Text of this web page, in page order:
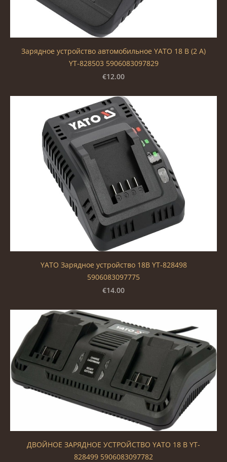
Зарядное устройство автомобильное YATO 18 В (2 А)
YT-828503 5906083097829
€12.00
YATO Зарядное устройство 18В YT-828498
5906083097775
€14.00
ДВОЙНОЕ ЗАРЯДНОЕ УСТРОЙСТВО YATO 18 В YT-
828499 5906083097782